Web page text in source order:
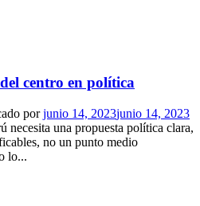
centro en política
porjunio 14, 2023junio 14, 2023
necesita una propuesta política clara,
no un punto medio
lo...